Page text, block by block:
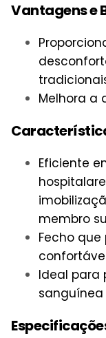
Vantagens e
Melhora a
Eficiente
membro
Fecho
Ideal para